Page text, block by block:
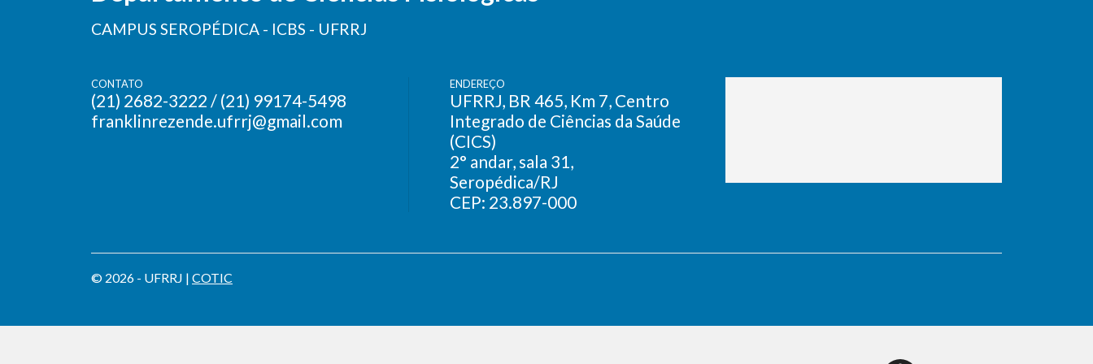
CAMPUS SEROPÉDICA - ICBS - UFRRJ
CONTATO
(21) 2682-3222 / (21) 99174-5498
franklinrezende.ufrrj@gmail.com
ENDEREÇO
UFRRJ, BR 465, Km 7, Centro
Integrado de Ciências da Saúde
(CICS)
2° andar, sala 31,
Seropédica/RJ
CEP: 23.897-000
© 2026 - UFRRJ | COTIC